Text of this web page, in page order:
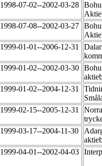
1998-07-02--2002-03-28
1998-07-08--2002-03-27
1999-01-01--2006-12-31
1999-01-02--2002-03-30
1999-01-02--2004-12-31
1999-02-15--2005-12-31
1999-03-17--2004-11-30
1999-04-01--2002-04-03